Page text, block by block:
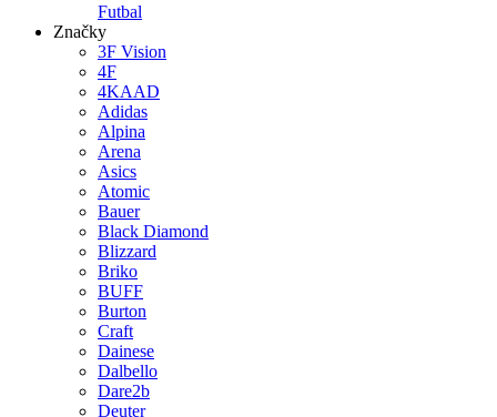
Futbal
Značky
3F Vision
4F
4KAAD
Adidas
Alpina
Arena
Asics
Atomic
Bauer
Black Diamond
Blizzard
Briko
BUFF
Burton
Craft
Dainese
Dalbello
Dare2b
Deuter